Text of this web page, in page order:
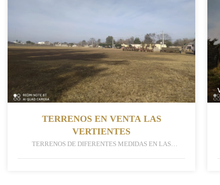
TERRENOS EN VENTA LAS
VERTIENTES
TERRENOS DE DIFERENTES MEDIDAS EN LAS